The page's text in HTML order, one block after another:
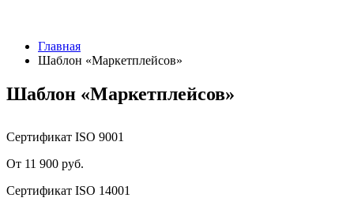
Главная
Шаблон «Маркетплейсов»
Шаблон «Маркетплейсов»
Сертификат ISO 9001
От 11 900 руб.
Сертификат ISO 14001